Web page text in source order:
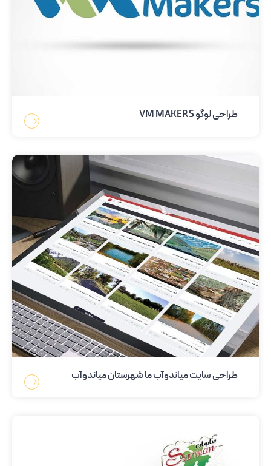
طراحی لوگو VM MAKERS
طراحی سایت میاندوآب ما شهرستان میاندوآب